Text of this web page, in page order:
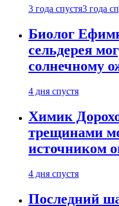
3 года спустя3 года
Биолог
сельдерея
солнечному
4 дня спустя
Химик
трещинами
источником
4 дня спустя
Последний